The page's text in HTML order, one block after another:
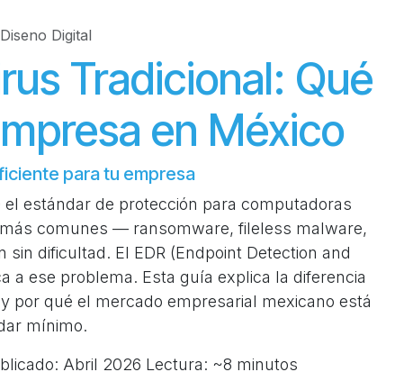
Digital
Tradicional: Qué
en México
para tu empresa
estándar de protección para computadoras
comunes — ransomware, fileless malware,
dificultad. El EDR (Endpoint Detection and
a ese problema. Esta guía explica la diferencia
por qué el mercado empresarial mexicano está
mínimo.
Abril 2026 Lectura: ~8 minutos